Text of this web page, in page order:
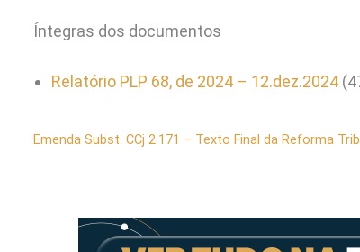
Íntegras dos documentos
Relatório PLP 68, de 2024 – 12.dez.2024
Emenda Subst. CCj 2.171 – Texto Final da Reforma